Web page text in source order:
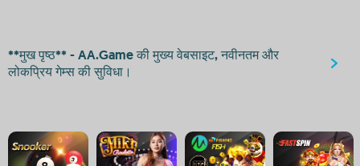
**मुख पृष्ठ** - AA.Game की मुख्य वेबसाइट, नवीनतम और
लोकप्रिय गेम्स की सुविधा।